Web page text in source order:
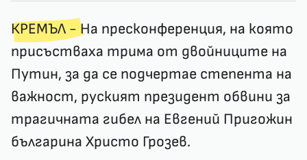
КРЕМЪЛ - На пресконференция, на която
присъстваха трима от двойниците на
Путин, за да се подчертае степента на
важност, руският президент обвини за
трагичната гибел на Евгений Пригожин
българина Христо Грозев.